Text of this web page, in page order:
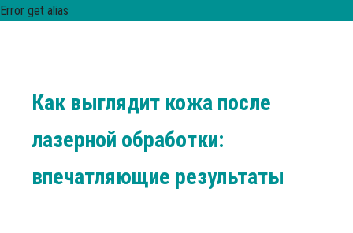
Error get alias
Как выглядит кожа после
лазерной обработки:
впечатляющие результаты